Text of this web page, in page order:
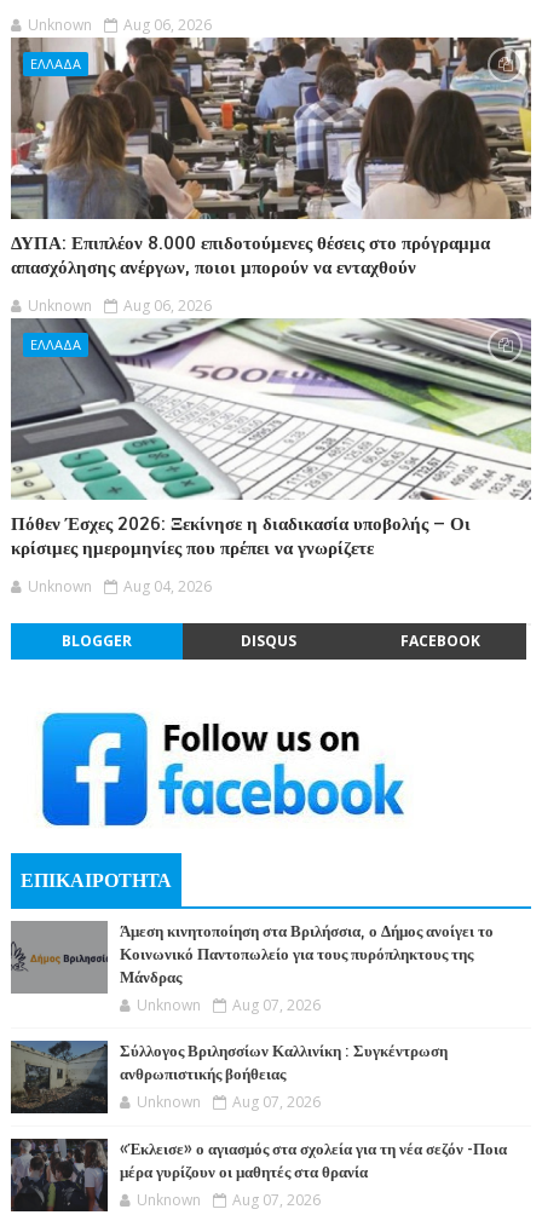
Unknown Aug 06, 2026
ΕΛΛΑΔΑ
ΔΥΠΑ: Επιπλέον 8.000 επιδοτούμενες θέσεις στο πρόγραμμα
απασχόλησης ανέργων, ποιοι μπορούν να ενταχθούν
Unknown Aug 06, 2026
ΕΛΛΑΔΑ
Πόθεν Έσχες 2026: Ξεκίνησε η διαδικασία υποβολής – Οι
κρίσιμες ημερομηνίες που πρέπει να γνωρίζετε
Unknown Aug 04, 2026
BLOGGER DISQUS FACEBOOK
ΕΠΙΚΑΙΡΟΤΗΤΑ
Άμεση κινητοποίηση στα Βριλήσσια, ο Δήμος ανοίγει το
Κοινωνικό Παντοπωλείο για τους πυρόπληκτους της
Μάνδρας
Unknown Aug 07, 2026
Σύλλογος Βριλησσίων Καλλινίκη : Συγκέντρωση
ανθρωπιστικής βοήθειας
Unknown Aug 07, 2026
«Έκλεισε» ο αγιασμός στα σχολεία για τη νέα σεζόν -Ποια
μέρα γυρίζουν οι μαθητές στα θρανία
Unknown Aug 07, 2026